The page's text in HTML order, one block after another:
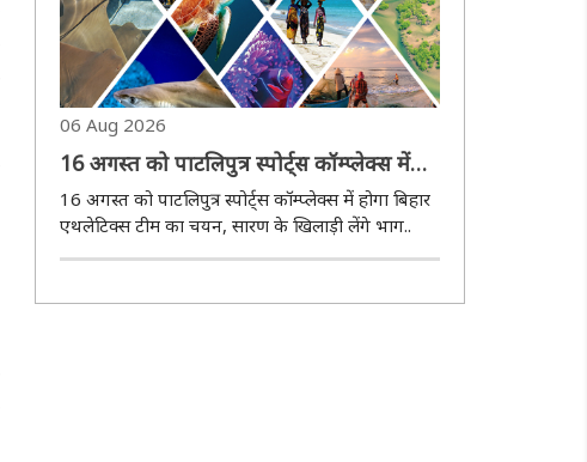
06 Aug 2026
16 अगस्त को पाटलिपुत्र स्पोर्ट्स कॉम्प्लेक्स में
होगा बिहार एथलेटिक्स टीम का चयन, सारण के
खिलाड़ी लेंगे भाग
16 अगस्त को पाटलिपुत्र स्पोर्ट्स कॉम्प्लेक्स में होगा बिहार
एथलेटिक्स टीम का चयन, सारण के खिलाड़ी लेंगे भाग..